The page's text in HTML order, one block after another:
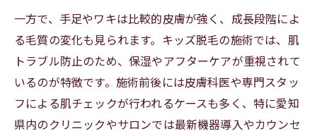
一方で、手足やワキは比較的皮膚が強く、成長段階によ
る毛質の変化も見られます。キッズ脱毛の施術では、肌
トラブル防止のため、保湿やアフターケアが重視されて
いるのが特徴です。施術前後には皮膚科医や専門スタッ
フによる肌チェックが行われるケースも多く、特に愛知
県内のクリニックやサロンでは最新機器導入やカウンセ